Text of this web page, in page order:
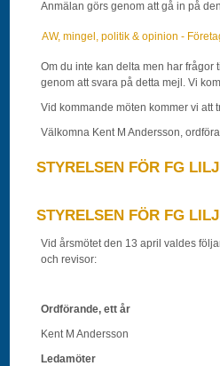
Anmälan görs genom att gå in på
AW, mingel, politik & opinion -
Om du inte kan delta men har frågor
genom att svara på detta mejl. Vi
Vid kommande möten kommer vi att
Välkomna Kent M Andersson,
STYRELSEN FÖR FG
STYRELSEN FÖR FG
Vid årsmötet den 13 april valdes
och revisor:
Ordförande, ett år
Kent M Andersson
Ledamöter